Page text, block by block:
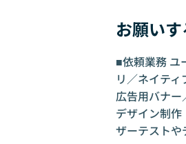
お願い
■依頼業務 ユ
リ／ネイテ
広告用バナー
デザイン制
ザーテスト